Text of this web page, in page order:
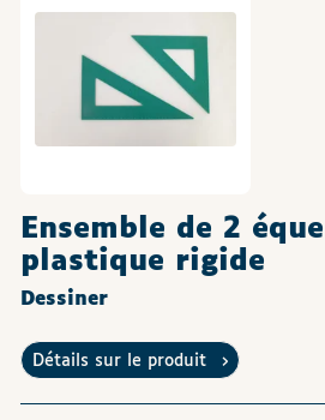
Ensemble de 2
plastique rigide
Dessiner
Détails sur le produit